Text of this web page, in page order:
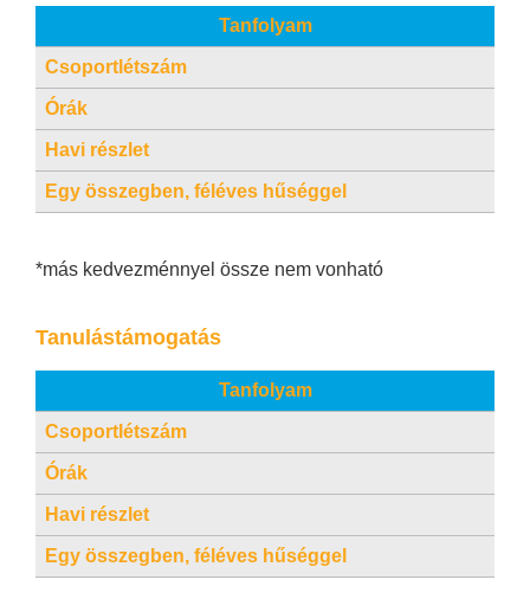
Tanfolyam
Csoportlétszám
Órák
Havi részlet
Egy összegben, féléves hűséggel
*más kedvezménnyel össze nem vonható
Tanulástámogatás
Tanfolyam
Csoportlétszám
Órák
Havi részlet
Egy összegben, féléves hűséggel